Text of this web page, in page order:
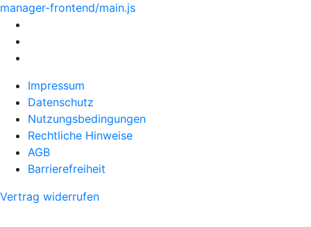
manager-frontend/main.js
Impressum
Datenschutz
Nutzungsbedingungen
Rechtliche Hinweise
AGB
Barrierefreiheit
Vertrag widerrufen